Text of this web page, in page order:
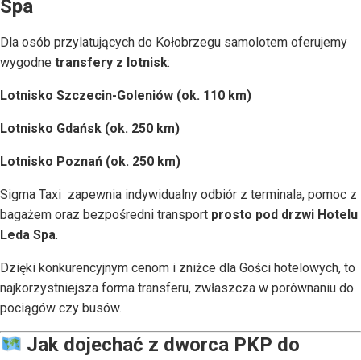
Spa
Dla osób przylatujących do Kołobrzegu samolotem oferujemy
wygodne transfery z lotnisk:
Lotnisko Szczecin-Goleniów (ok. 110 km)
Lotnisko Gdańsk (ok. 250 km)
Lotnisko Poznań (ok. 250 km)
Sigma Taxi zapewnia indywidualny odbiór z terminala, pomoc z
bagażem oraz bezpośredni transport prosto pod drzwi Hotelu
Leda Spa.
Dzięki konkurencyjnym cenom i zniżce dla Gości hotelowych, to
najkorzystniejsza forma transferu, zwłaszcza w porównaniu do
pociągów czy busów.
Jak dojechać z dworca PKP do